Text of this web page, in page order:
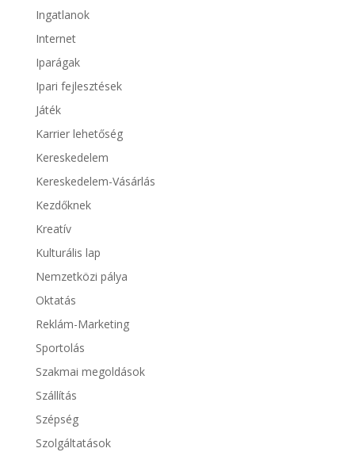
Ingatlanok
Internet
Iparágak
Ipari fejlesztések
Játék
Karrier lehetőség
Kereskedelem
Kereskedelem-Vásárlás
Kezdőknek
Kreatív
Kulturális lap
Nemzetközi pálya
Oktatás
Reklám-Marketing
Sportolás
Szakmai megoldások
Szállítás
Szépség
Szolgáltatások